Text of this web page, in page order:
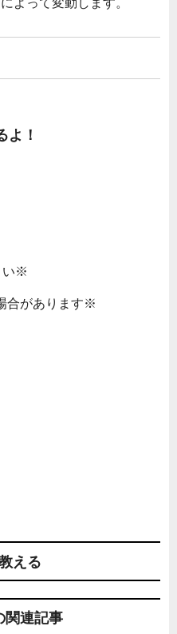
よ！
い※
合があります※
える
関連記事